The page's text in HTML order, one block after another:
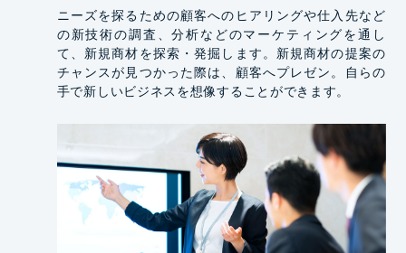
ニーズを探るための顧客へのヒアリングや仕入先など
の新技術の調査、分析などのマーケティングを通し
て、新規商材を探索・発掘します。新規商材の提案の
チャンスが見つかった際は、顧客へプレゼン。自らの
手で新しいビジネスを想像することができます。